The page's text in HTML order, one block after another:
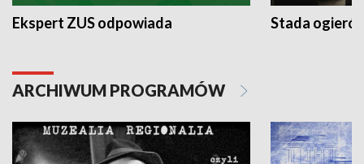
Ekspert ZUS odpowiada Stada
ARCHIWUM PROGRAMÓW